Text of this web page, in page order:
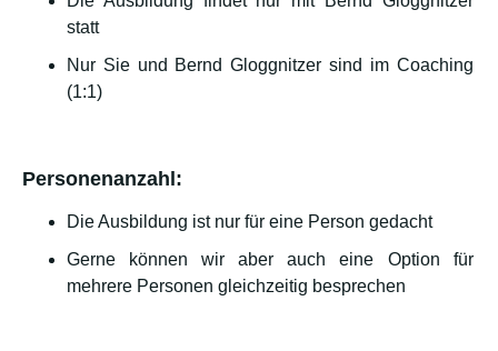
statt
Nur Sie und Bernd Gloggnitzer sind im Coaching
(1:1)
Personenanzahl:
Die Ausbildung ist nur für eine Person gedacht
Gerne können wir aber auch eine Option für
mehrere Personen gleichzeitig besprechen